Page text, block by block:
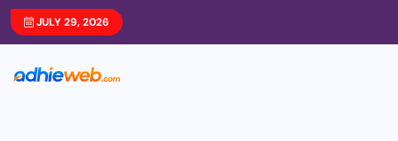
JULY 29, 2026